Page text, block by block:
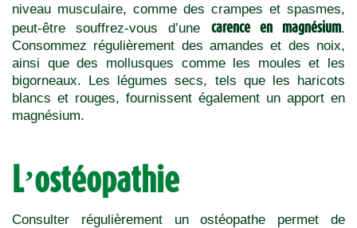
niveau musculaire, comme des crampes et spasmes,
peut-être souffrez-vous d’une carence en magnésium.
Consommez régulièrement des amandes et des noix,
ainsi que des mollusques comme les moules et les
bigorneaux. Les légumes secs, tels que les haricots
blancs et rouges, fournissent également un apport en
magnésium.
L’ostéopathie
Consulter régulièrement un ostéopathe permet de